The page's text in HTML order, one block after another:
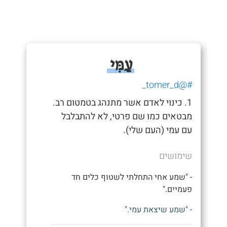
עַמִּי
#@tomer_d_
1. כינוי לאדם אשר מתנהג בטמטום רב.
מבטאים כמו שם פרטי, לא להתבלבל
עם עמי (העם שלי).
שימושים
- "שמע אחי התחלתי לשטוף כלים חד
פעמיים."
- "שמע שיצאת עמי."